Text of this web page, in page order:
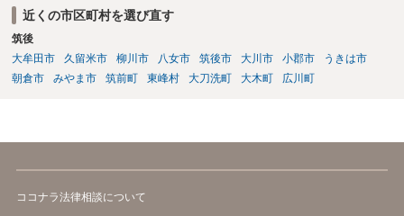
近くの市区町村を選び直す
筑後
大牟田市
久留米市 柳川市 八女市 筑後市 大川市 小郡市
うきは市
朝倉市
みやま市 筑前町 東峰村 大刀洗町 大木町 広川町
ココナラ法律相談について